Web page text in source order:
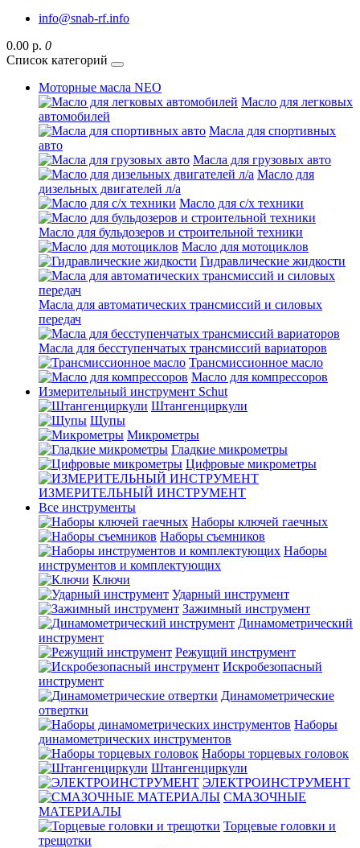
info@snab-rf.info
0.00 р. 0
Список категорий
Моторные масла NEO
Масло для легковых
автомобилей
Масла для спортивных
авто
Масла для грузовых авто
Масло для
дизельных двигателей л/а
Масло для с/х техники
Масло для бульдозеров и строительной техники
Масло для мотоциклов
Гидравлические жидкости
Масла для автоматических трансмиссий и силовых
передач
Масла для бесступенчатых трансмиссий вариаторов
Трансмиссионное масло
Масло для компрессоров
Измерительный инструмент Schut
Штангенциркули
Щупы
Микрометры
Гладкие микрометры
Цифровые микрометры
ИЗМЕРИТЕЛЬНЫЙ ИНСТРУМЕНТ
Все инструменты
Наборы ключей гаечных
Наборы съемников
Наборы
инструментов и комплектующих
Ключи
Ударный инструмент
Зажимный инструмент
Динамометрический
инструмент
Режущий инструмент
Искробезопасный
инструмент
Динамометрические
отвертки
Наборы
динамометрических инструментов
Наборы торцевых головок
Штангенциркули
ЭЛЕКТРОИНСТРУМЕНТ
СМАЗОЧНЫЕ
МАТЕРИАЛЫ
Торцевые головки и
трещотки